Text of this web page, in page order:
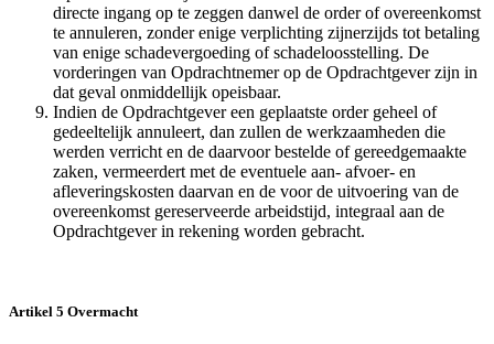
directe ingang op te zeggen danwel de order of overeenkomst
te annuleren, zonder enige verplichting zijnerzijds tot betaling
van enige schadevergoeding of schadeloosstelling. De
vorderingen van Opdrachtnemer op de Opdrachtgever zijn in
dat geval onmiddellijk opeisbaar.
Indien de Opdrachtgever een geplaatste order geheel of
gedeeltelijk annuleert, dan zullen de werkzaamheden die
werden verricht en de daarvoor bestelde of gereedgemaakte
zaken, vermeerdert met de eventuele aan- afvoer- en
afleveringskosten daarvan en de voor de uitvoering van de
overeenkomst gereserveerde arbeidstijd, integraal aan de
Opdrachtgever in rekening worden gebracht.
Artikel 5 Overmacht